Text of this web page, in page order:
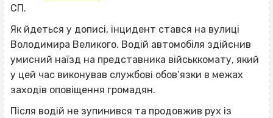
СП.
Як йдеться у дописі, інцидент стався на вулиці
Володимира Великого. Водій автомобіля здійснив
умисний наїзд на представника військкомату, який
у цей час виконував службові обов’язки в межах
заходів оповіщення громадян.
Після водій не зупинився та продовжив рух із